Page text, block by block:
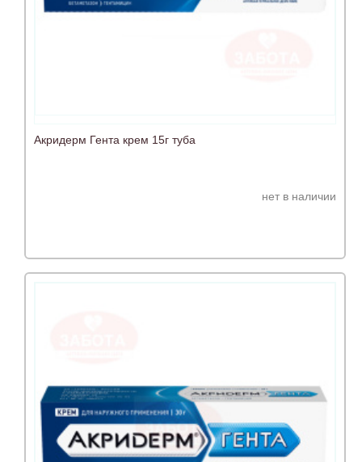
Акридерм Гента крем 15г туба
нет в наличии